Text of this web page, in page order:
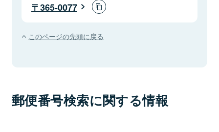
365-0077
このページの先頭に戻る
郵便番号検索に関する情報